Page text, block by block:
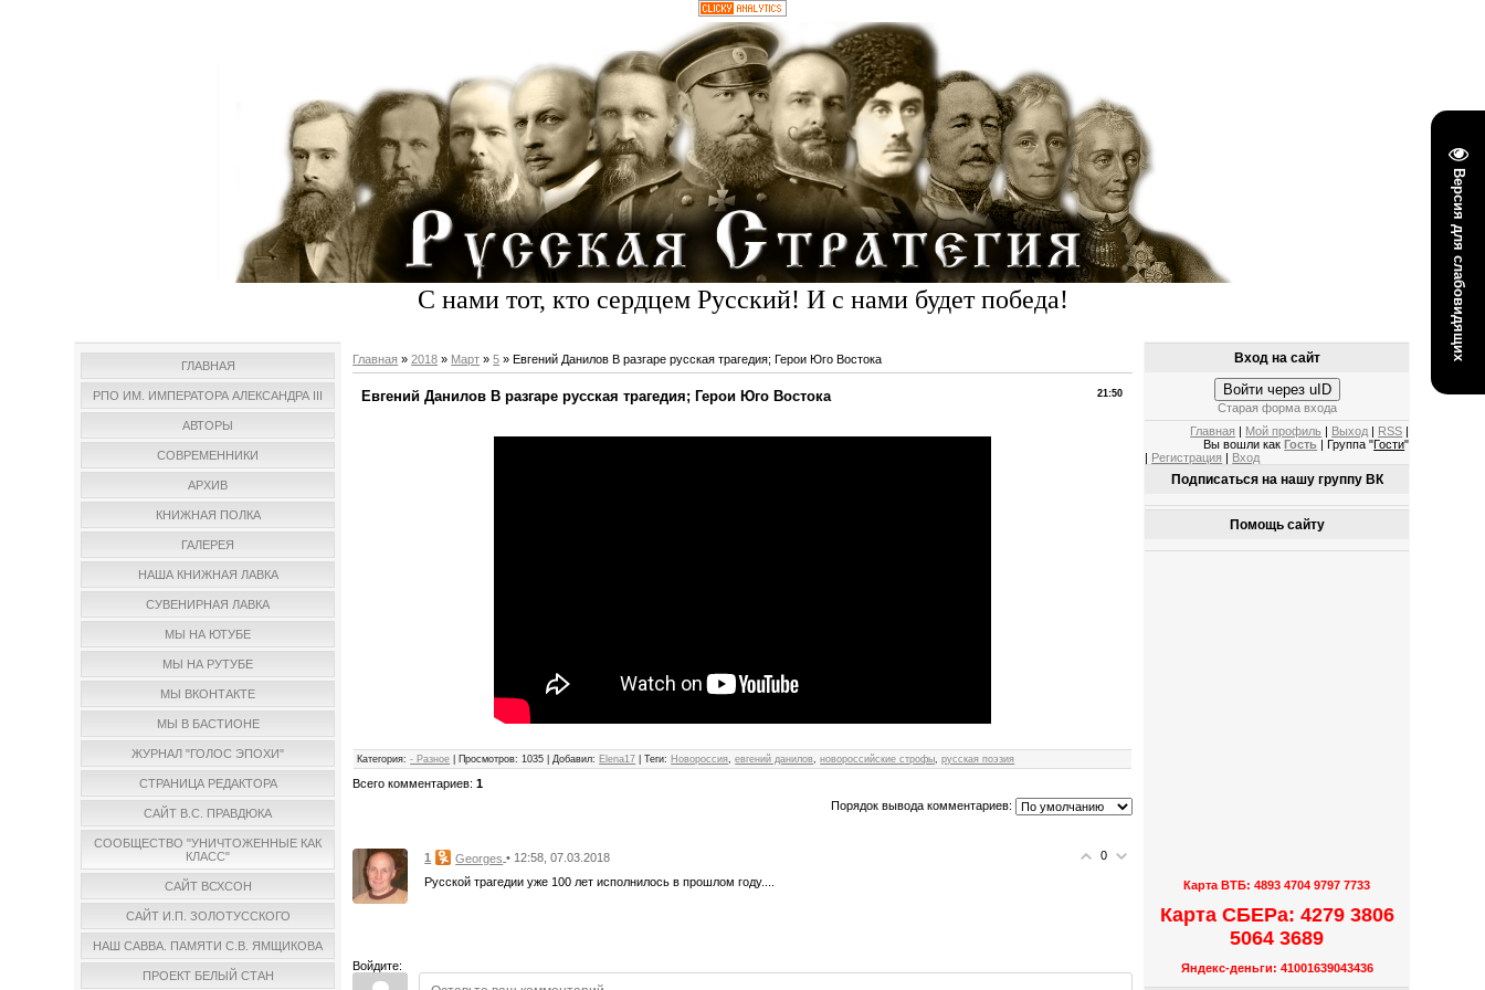
Версия для слабовидящих
С нами тот, кто сердцем Русский! И с нами будет победа!
ГЛАВНАЯ
РПО ИМ. ИМПЕРАТОРА АЛЕКСАНДРА III
АВТОРЫ
СОВРЕМЕННИКИ
АРХИВ
КНИЖНАЯ ПОЛКА
ГАЛЕРЕЯ
НАША КНИЖНАЯ ЛАВКА
СУВЕНИРНАЯ ЛАВКА
МЫ НА ЮТУБЕ
МЫ НА РУТУБЕ
МЫ ВКОНТАКТЕ
МЫ В БАСТИОНЕ
ЖУРНАЛ "ГОЛОС ЭПОХИ"
СТРАНИЦА РЕДАКТОРА
САЙТ В.С. ПРАВДЮКА
СООБЩЕСТВО "УНИЧТОЖЕННЫЕ КАК
КЛАСС"
САЙТ ВСХСОН
САЙТ И.П. ЗОЛОТУССКОГО
НАШ САВВА. ПАМЯТИ С.В. ЯМЩИКОВА
ПРОЕКТ БЕЛЫЙ СТАН
Главная »2018 » Март » 5 » Евгений Данилов В разгаре русская трагедия; Герои Юго Востока
21:50
Евгений Данилов В разгаре русская трагедия; Герои Юго Востока
Категория: - Разное Просмотров: 1035 |Добавил: Elena17 |Теги: Новороссия,евгений данилов,новороссийские строфы,русская поэзия
Всего комментариев:1
Порядок вывода комментариев:
0
1 Georges • 12:58, 07.03.2018
Русской трагедии уже 100 лет исполнилось в прошлом году....
Войдите:
Вход на сайт
Войти через uID
Старая форма входа
Главная
Мой профиль Выход RSS
Вы вошли как Гость | Группа "Гости"
Регистрация Вход
Подписаться на нашу группу ВК
Помощь сайту
Карта ВТБ: 4893 4704 9797 7733
Карта СБЕРа: 4279 3806
5064 3689
Яндекс-деньги: 41001639043436